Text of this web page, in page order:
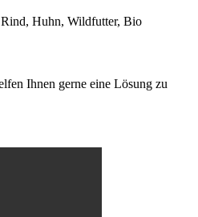
Rind, Huhn, Wildfutter, Bio
Ihnen gerne eine Lösung zu